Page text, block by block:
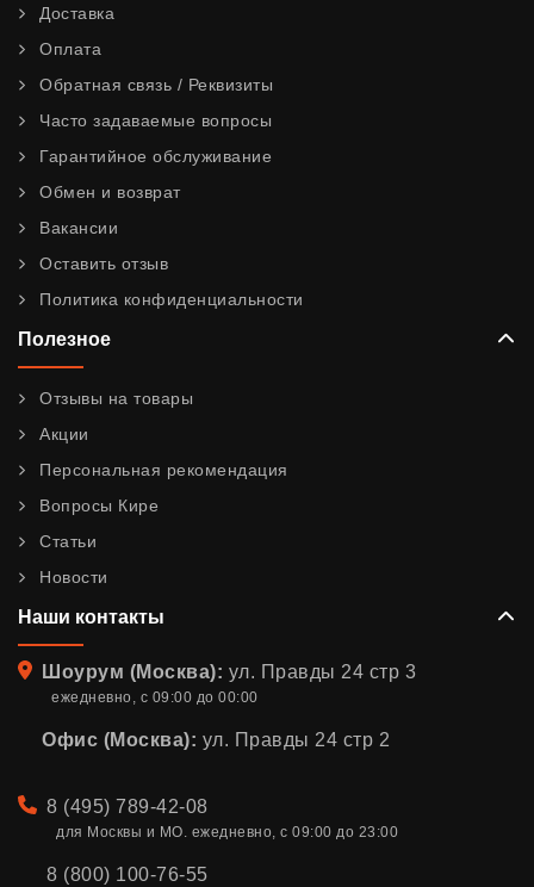
Доставка
Оплата
Обратная связь / Реквизиты
Часто задаваемые вопросы
Гарантийное обслуживание
Обмен и возврат
Вакансии
Оставить отзыв
Политика конфиденциальности
Полезное
Отзывы на товары
Акции
Персональная рекомендация
Вопросы Кире
Статьи
Новости
Наши контакты
Адрес
Шоурум (Москва): ул. Правды 24 стр 3
ежедневно, с 09:00 до 00:00
Офис (Москва): ул. Правды 24 стр 2
Телефон
8 (495) 789-42-08
для Москвы и МО. ежедневно, с 09:00 до 23:00
8 (800) 100-76-55